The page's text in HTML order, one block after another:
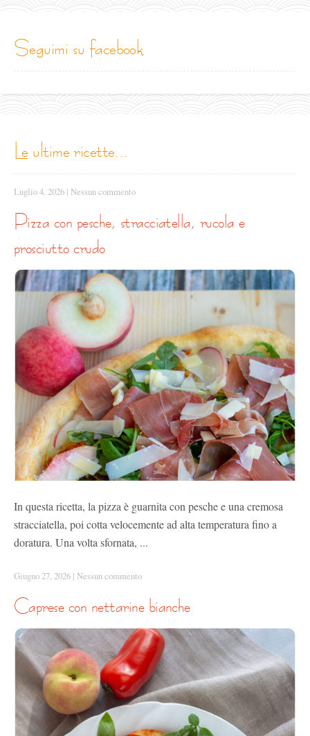
seguimi su facebook
le ultime ricette...
Luglio 4, 2026 | Nessun commento
pizza con pesche, stracciatella, rucola e
prosciutto crudo
In questa ricetta, la pizza è guarnita con pesche e una cremosa
stracciatella, poi cotta velocemente ad alta temperatura fino a
doratura. Una volta sfornata, ...
Giugno 27, 2026 | Nessun commento
caprese con nettarine bianche